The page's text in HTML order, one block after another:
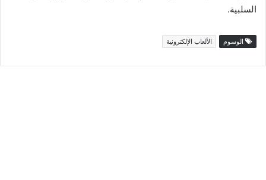
السلبية.
الوسوم الألعاب الإلكترونية